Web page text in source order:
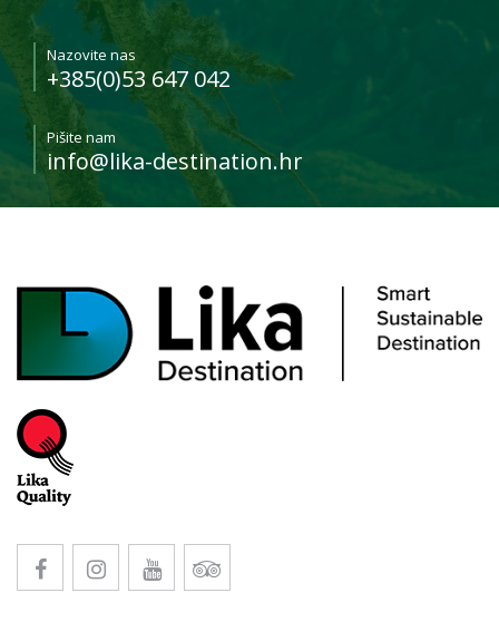
Nazovite nas
+385(0)53 647 042
Pišite nam
info@lika-destination.hr